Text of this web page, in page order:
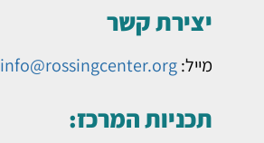
יצירת קשר
מייל:info@rossingcenter.org
תכניות המרכז: